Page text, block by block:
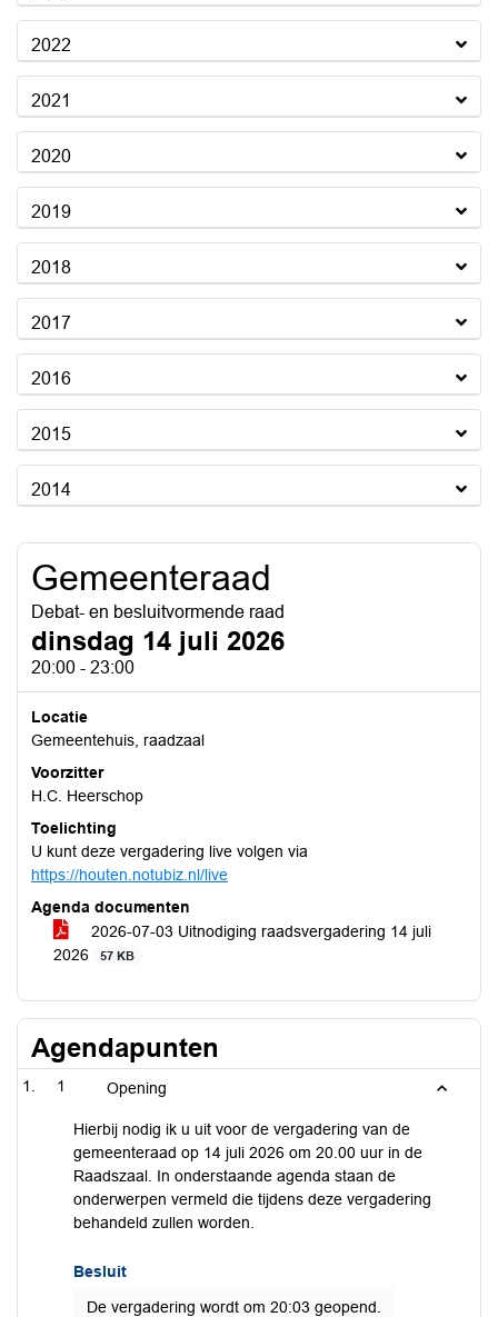
2022
2021
2020
2019
2018
2017
2016
2015
2014
Gemeenteraad
Debat- en besluitvormende raad
dinsdag 14 juli 2026
20:00 - 23:00
Locatie
Gemeentehuis, raadzaal
Voorzitter
H.C. Heerschop
Toelichting
U kunt deze vergadering live volgen via
https://houten.notubiz.nl/live
Agenda documenten
2026-07-03 Uitnodiging raadsvergadering 14 juli
2026
57 KB
Agendapunten
1 Opening
Hierbij nodig ik u uit voor de vergadering van de
gemeenteraad op 14 juli 2026 om 20.00 uur in de
Raadszaal. In onderstaande agenda staan de
onderwerpen vermeld die tijdens deze vergadering
behandeld zullen worden.
Besluit
De vergadering wordt om 20:03 geopend.